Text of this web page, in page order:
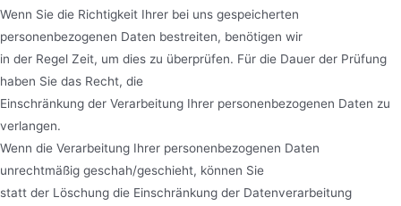
Wenn Sie die Richtigkeit Ihrer bei uns gespeicherten
personenbezogenen Daten bestreiten, benötigen wir
in der Regel Zeit, um dies zu überprüfen. Für die Dauer der Prüfung
haben Sie das Recht, die
Einschränkung der Verarbeitung Ihrer personenbezogenen Daten zu
verlangen.
Wenn die Verarbeitung Ihrer personenbezogenen Daten
unrechtmäßig geschah/geschieht, können Sie
statt der Löschung die Einschränkung der Datenverarbeitung